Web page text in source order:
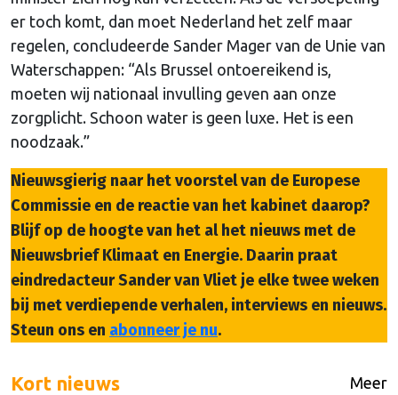
er toch komt, dan moet Nederland het zelf maar
regelen, concludeerde Sander Mager van de Unie van
Waterschappen: “Als Brussel ontoereikend is,
moeten wij nationaal invulling geven aan onze
zorgplicht. Schoon water is geen luxe. Het is een
noodzaak.”
Nieuwsgierig naar het voorstel van de Europese
Commissie en de reactie van het kabinet daarop?
Blijf op de hoogte van het al het nieuws met de
Nieuwsbrief Klimaat en Energie. Daarin praat
eindredacteur Sander van Vliet je elke twee weken
bij met verdiepende verhalen, interviews en nieuws.
Steun ons en abonneer je nu.
Kort nieuws Meer